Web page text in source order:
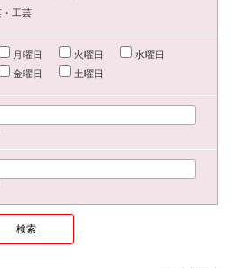
・工芸
月曜日 火曜日
水曜日
金曜日 土曜日